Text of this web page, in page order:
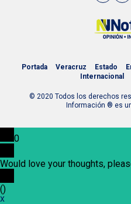
Portada Veracruz Estado
Internacional
© 2020 Todos los derechos
Información ® es
0
Would love your thoughts,
()
x